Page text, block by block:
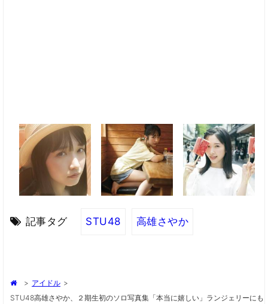
記事タグ STU48 高雄さやか
> アイドル >
STU48高雄さやか、２期生初のソロ写真集「本当に嬉しい」ランジェリーにも